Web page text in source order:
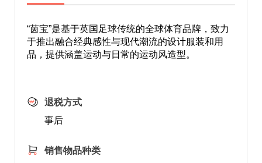
“茵宝”是基于英国足球传统的全球体育品牌，致力
于推出融合经典感性与现代潮流的设计服装和用
品，提供涵盖运动与日常的运动风造型。
退税方式
事后
销售物品种类